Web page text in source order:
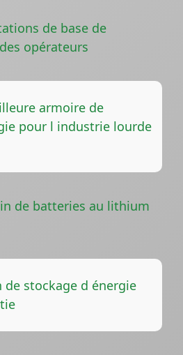
de base de
opérateurs
armoire de
pour l industrie lourde
de batteries au lithium
de stockage d énergie